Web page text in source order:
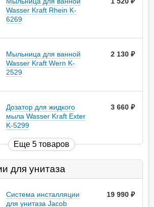
Wasser Kraft Rhein K-
6269
Мыльница для ванной
Wasser Kraft Wern K-
2529
2 130
Дозатор для жидкого
мыла Wasser Kraft Exter
K-5299
3 660
Еще 5 товаров
для унитаза
Система инсталляции
для унитаза Jacob
19 990